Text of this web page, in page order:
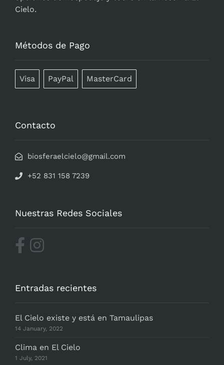
Cielo.
Métodos de Pago
Visa PayPal MasterCard
Contacto
biosferaelcielo@gmail.com
+52 831 158 7239
Nuestras Redes Sociales
Entradas recientes
El Cielo existe y está en Tamaulipas
14 January, 2022
Clima en El Cielo
1 July, 2021